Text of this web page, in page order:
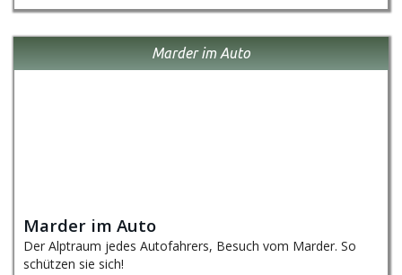
Marder im Auto
Marder im Auto
Der Alptraum jedes Autofahrers, Besuch vom Marder. So
schützen sie sich!